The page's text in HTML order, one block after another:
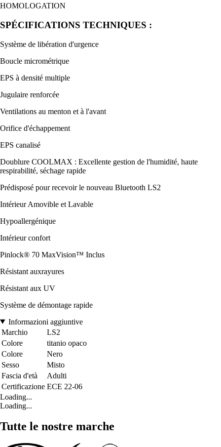
HOMOLOGATION
SPÉCIFICATIONS TECHNIQUES :
Système de libération d'urgence
Boucle micrométrique
EPS à densité multiple
Jugulaire renforcée
Ventilations au menton et à l'avant
Orifice d'échappement
EPS canalisé
Doublure COOLMAX : Excellente gestion de l'humidité, haute
respirabilité, séchage rapide
Prédisposé pour recevoir le nouveau Bluetooth LS2
Intérieur Amovible et Lavable
Hypoallergénique
Intérieur confort
Pinlock® 70 MaxVision™ Inclus
Résistant auxrayures
Résistant aux UV
Système de démontage rapide
Informazioni aggiuntive
Marchio
LS2
Colore
titanio opaco
Colore
Nero
Sesso
Misto
Fascia d'età
Adulti
Certificazione ECE 22-06
Loading...
Loading...
Tutte le nostre marche